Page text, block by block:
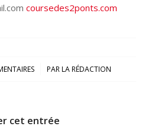
coursedes2ponts.com
/ PARLA RÉDACTION
cet entrée